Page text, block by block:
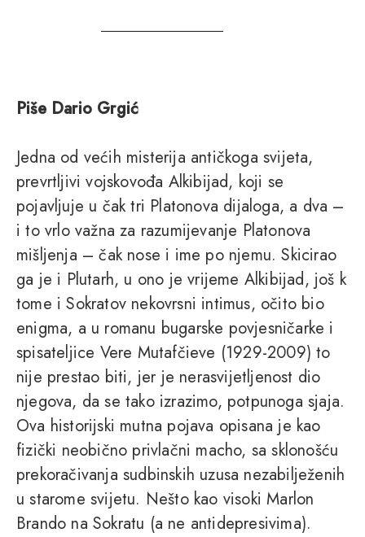
Piše Dario Grgić
Jedna od većih misterija antičkoga svijeta,
prevrtljivi vojskovođa Alkibijad, koji se
pojavljuje u čak tri Platonova dijaloga, a dva –
i to vrlo važna za razumijevanje Platonova
mišljenja – čak nose i ime po njemu. Skicirao
ga je i Plutarh, u ono je vrijeme Alkibijad, još k
tome i Sokratov nekovrsni intimus, očito bio
enigma, a u romanu bugarske povjesničarke i
spisateljice Vere Mutafčieve (1929-2009) to
nije prestao biti, jer je nerasvijetljenost dio
njegova, da se tako izrazimo, potpunoga sjaja.
Ova historijski mutna pojava opisana je kao
fizički neobično privlačni macho, sa sklonošću
prekoračivanja sudbinskih uzusa nezabilježenih
u starome svijetu. Nešto kao visoki Marlon
Brando na Sokratu (a ne antidepresivima).